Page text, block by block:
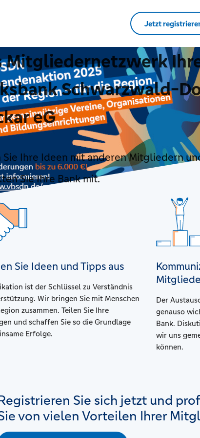
Jetzt
Mitgliedernetzwerk
Schwarzwald-
eG
Sie Ihre Ideen mit anderen Mitgliedern
Sie Ihre Bank mit.
Sie Ideen und Tipps aus
ist der Schlüssel zu Verständnis
Wir bringen Sie mit Menschen
zusammen. Teilen Sie Ihre
und schaffen Sie so die Grundlage
Erfolge.
Der
genauso
Bank.
wir uns
können.
Sie sich jetzt und
von vielen Vorteilen Ihrer